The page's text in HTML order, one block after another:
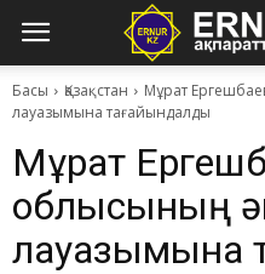
Басы Қазақстан
Мұрат
лауазымына тағайындалды
Мұрат
облысының
лауазымына